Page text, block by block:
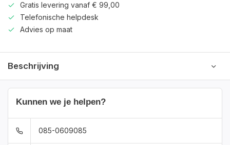
Gratis levering vanaf € 99,00
Telefonische helpdesk
Advies op maat
Beschrijving
Kunnen we je helpen?
085-0609085